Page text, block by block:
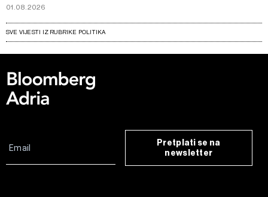
01.08.2026
SVE VIJESTI IZ RUBRIKE POLITIKA
Pretplati se na
newsletter